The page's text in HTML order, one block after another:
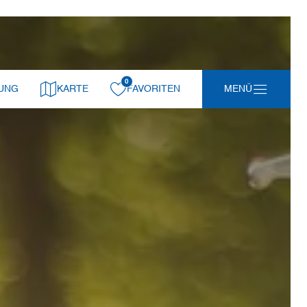
KARTE FAVORITEN
gemerkt:
0
MENÜ